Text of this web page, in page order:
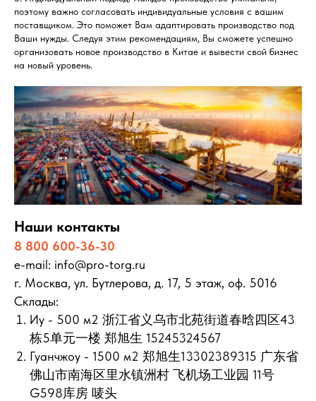
поэтому важно согласовать индивидуальные условия с вашим
поставщиком. Это поможет Вам адаптировать производство под
Ваши нужды. Следуя этим рекомендациям, Вы сможете успешно
организовать новое производство в Китае и вывести свой бизнес
на новый уровень.
Наши контакты
8 800 600-36-30
e-mail: info@pro-torg.ru
г. Москва, ул. Бутлерова, д. 17, 5 этаж, оф. 5016
Склады:
Иу - 500 м2 浙江省义乌市北苑街道春晗四区43
栋5单元一楼 郑旭生 15245324567
Гуанчжоу - 1500 м2 郑旭生13302389315 广东省
佛山市南海区里水镇洲村 飞机场工业园 11号
G598库房 唛头